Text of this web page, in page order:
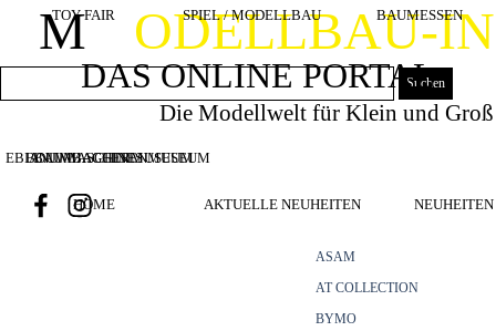
Direkt zum SeiteninhaltODELLBAU-
M
TOY FAIR SPIEL / MODELLBAU BAUMESSEN
DAS ONLINE PORTAL
Suchen
Die Modellwelt für Klein und Groß
BOUWMACHINES
BAUMASCHINENMUSEUM
EBIANUMBAGGERMUSEUM
HOME AKTUELLE NEUHEITEN
ASAM
AT COLLECTION
BYMO